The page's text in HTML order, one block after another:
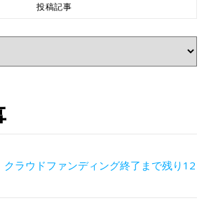
投稿記事
クラウドファンディング終了まで残り12